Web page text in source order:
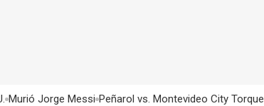
Murió Jorge Messi Peñarol vs. Montevideo City Torque